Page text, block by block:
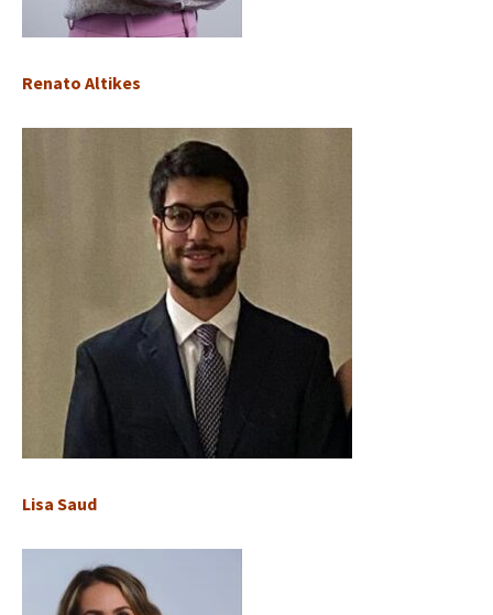
Renato Altikes
Lisa Saud